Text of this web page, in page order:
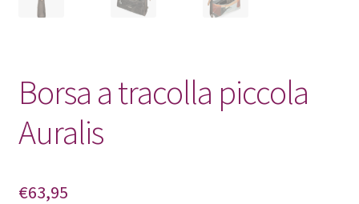
Borsa a tracolla piccola
Auralis
€63,95